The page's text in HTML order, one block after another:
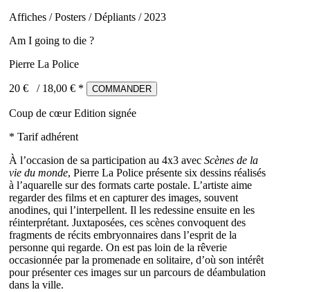
Affiches / Posters / Dépliants / 2023
Am I going to die ?
Pierre La Police
20 € / 18,00 € * COMMANDER
Coup de cœur Edition signée
* Tarif adhérent
À l’occasion de sa participation au 4x3 avec Scènes de la
vie du monde, Pierre La Police présente six dessins réalisés
à l’aquarelle sur des formats carte postale. L’artiste aime
regarder des films et en capturer des images, souvent
anodines, qui l’interpellent. Il les redessine ensuite en les
réinterprétant. Juxtaposées, ces scènes convoquent des
fragments de récits embryonnaires dans l’esprit de la
personne qui regarde. On est pas loin de la rêverie
occasionnée par la promenade en solitaire, d’où son intérêt
pour présenter ces images sur un parcours de déambulation
dans la ville.